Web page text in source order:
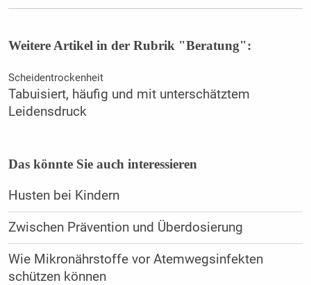
Weitere Artikel in der Rubrik "Beratung":
Scheidentrockenheit
Tabuisiert, häufig und mit unterschätztem
Leidensdruck
Das könnte Sie auch interessieren
Husten bei Kindern
Zwischen Prävention und Überdosierung
Wie Mikronährstoffe vor Atemwegsinfekten
schützen können